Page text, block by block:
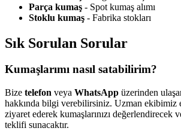
Parça kumaş - Spot kumaş alımı
Stoklu kumaş - Fabrika stokları
Sık Sorulan Sorular
Kumaşlarımı nasıl satabilirim?
Bize telefon veya WhatsApp üzerinden
hakkında bilgi verebilirsiniz. Uzman ekibimiz
ziyaret ederek kumaşlarınızı değerlendirecek
teklifi sunacaktır.